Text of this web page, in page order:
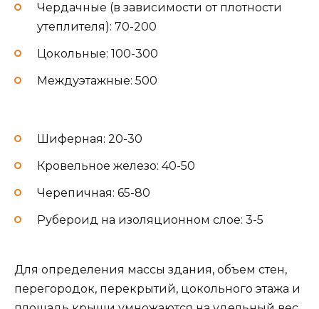
Чердачные (в зависимости от плотности
утеплителя): 70-200
Цокольные: 100-300
Междуэтажные: 500
Шиферная: 20-30
Кровельное железо: 40-50
Черепичная: 65-80
Рубероид на изоляционном слое: 3-5
Для определения массы здания, объем стен,
перегородок, перекрытий, цокольного этажа и